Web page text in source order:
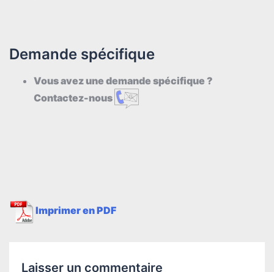
Demande spécifique
Vous avez une demande spécifique ?
Contactez-nous
Imprimer en PDF
Laisser un commentaire